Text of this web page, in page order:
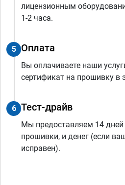
лицензионным
1-2 часа.
5 Оплата
Вы оплачиваете наши
сертификат на прошивку в
6 Тест-драйв
Мы предоставляем 14 дней
прошивки, и денег (если
исправен).